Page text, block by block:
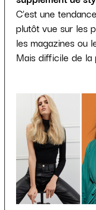
C’est une
plutôt vue sur les
les magazines ou
Mais difficile de la